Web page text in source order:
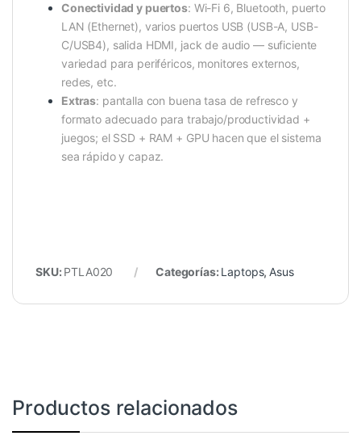
Conectividad y puertos: Wi-Fi 6, Bluetooth, puerto
LAN (Ethernet), varios puertos USB (USB-A, USB-
C/USB4), salida HDMI, jack de audio — suficiente
variedad para periféricos, monitores externos,
redes, etc.
Extras: pantalla con buena tasa de refresco y
formato adecuado para trabajo/productividad +
juegos; el SSD + RAM + GPU hacen que el sistema
sea rápido y capaz.
SKU: PTLA020 Categorías: Laptops, Asus
Productos relacionados